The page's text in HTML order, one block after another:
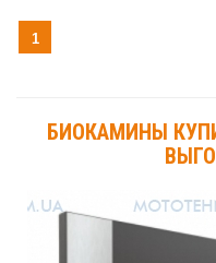
1
БИОКАМИНЫ